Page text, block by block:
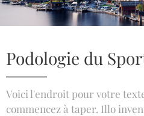
Podologie du
Voici l'endroit pour votre
commencez à taper. Illo